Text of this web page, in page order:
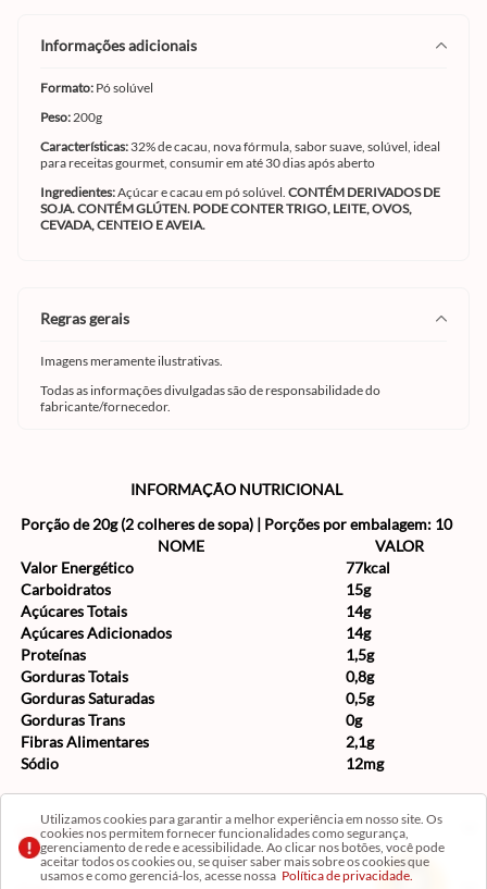
Utilizamos cookies para garantir a melhor experiência em nosso site. Os
cookies nos permitem fornecer funcionalidades como segurança,
gerenciamento de rede e acessibilidade. Ao clicar nos botões, você pode
aceitar todos os cookies ou, se quiser saber mais sobre os cookies que
usamos e como gerenciá-los, acesse nossa Política de privacidade.
informações adicionais
Formato: Pó solúvel
Peso: 200g
Características: 32% de cacau, nova fórmula, sabor suave, solúvel, ideal
para receitas gourmet, consumir em até 30 dias após aberto
Ingredientes:Açúcar e cacau em pó solúvel. CONTÉM DERIVADOS DE
SOJA. CONTÉM GLÚTEN. PODE CONTER TRIGO, LEITE, OVOS,
CEVADA, CENTEIO E AVEIA.
regras gerais
Imagens meramente ilustrativas.
Todas as informações divulgadas são de responsabilidade do
fabricante/fornecedor.
INFORMAÇÃO NUTRICIONAL
Porção de 20g (2 colheres de sopa) | Porções por embalagem: 10
NOME
VALOR
Valor Energético
77kcal
Carboidratos
15g
Açúcares Totais
14g
Açúcares Adicionados
14g
Proteínas
1,5g
Gorduras Totais
0,8g
Gorduras Saturadas
0,5g
Gorduras Trans
0g
Fibras Alimentares
2,1g
Sódio
12mg
Institucional